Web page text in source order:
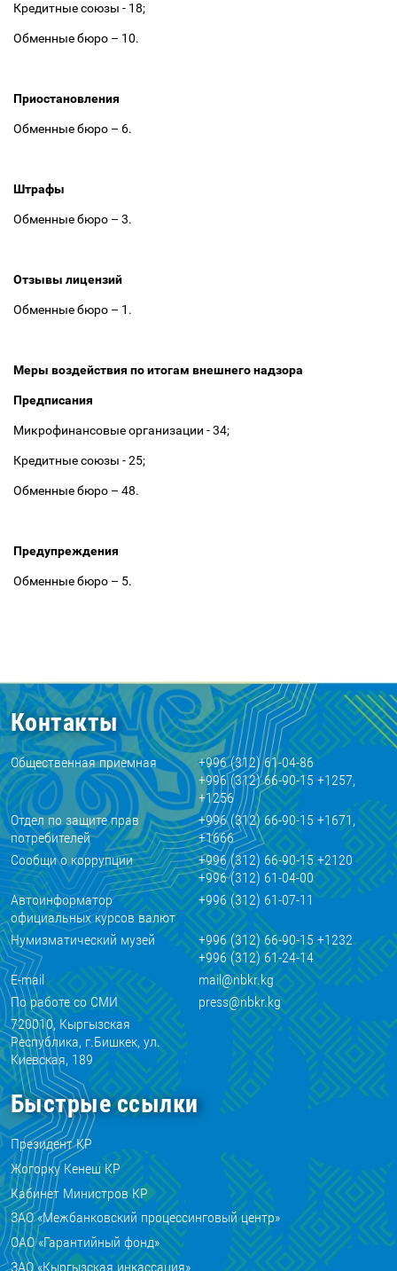
Кредитные союзы - 18;
Обменные бюро – 10.
Приостановления
Обменные бюро – 6.
Штрафы
Обменные бюро – 3.
Отзывы лицензий
Обменные бюро – 1.
Меры воздействия по итогам внешнего надзора
Предписания
Микрофинансовые организации - 34;
Кредитные союзы - 25;
Обменные бюро – 48.
Предупреждения
Обменные бюро – 5.
Контакты
Общественная приемная
+996 (312) 61-04-86
+996 (312) 66-90-15 +1257,
+1256
Отдел по защите прав
потребителей
+996 (312) 66-90-15 +1671,
+1666
Сообщи о коррупции
+996 (312) 66-90-15 +2120
+996 (312) 61-04-00
Автоинформатор
официальных курсов валют
+996 (312) 61-07-11
Нумизматический музей
+996 (312) 66-90-15 +1232
+996 (312) 61-24-14
E-mail
mail@nbkr.kg
По работе со СМИ
press@nbkr.kg
720010, Кыргызская
Республика, г.Бишкек, ул.
Киевская, 189
Быстрые ссылки
Президент КР
Жогорку Кенеш КР
Кабинет Министров КР
ЗАО «Межбанковский процессинговый центр»
ОАО «Гарантийный фонд»
ЗАО «Кыргызская инкассация»